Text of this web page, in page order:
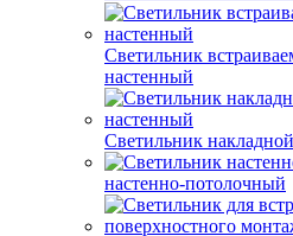
Светильник
настенный
Светильник
настенно-потолочный